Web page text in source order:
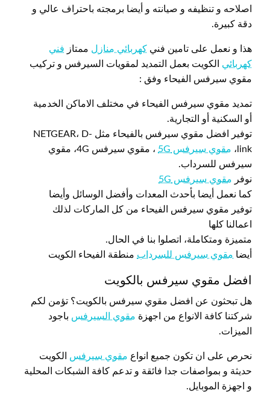
اصلاحه و تنظيفه و صيانته و أيضا برمجته باحتراف عالي و
دقة كبيرة.
هذا و نعمل على تامين فني كهربائي منازل ممتاز فني
كهربائي الكويت بعمل التمديد لمقويات السيرفس و تركيب
مقوي سيرفس الفيحاء وفق :
تمديد مقوي سيرفس الفيحاء في مختلف الاماكن الخدمية
أو السكنية أو التجارية.
توفير افضل مقوي سيرفس بالفيحاء مثل NETGEAR، D-
link،
مقوي سيرفس 5G
، مقوي سيرفس 4G، مقوي
سيرفس للسرداب.
نوفر مقوي سيرفس 5G
كما نعمل أيضا بأحدث المعدات وأفضل الوسائل وأيضا
توفير مقوي سيرفس الفيحاء من كل الماركات لذلك
اعمالنا كلها
متميزة ومتكاملة، اتصلوا بنا في الحال.
أيضا مقوي سيرفس للسرداب منطقة الفيحاء الكويت
افضل مقوي سيرفس بالكويت
هل تبحثون عن افضل مقوي سيرفس بالكويت؟ تؤمن لكم
شركتنا كافة الانواع من اجهزة مقوي السيرفس باجود
الميزات.
نحرص على ان تكون جميع انواع مقوي سيرفس الكويت
حديثة و بمواصفات جدا فائقة و تدعم كافة الشبكات المحلية
و اجهزة الموبايل.